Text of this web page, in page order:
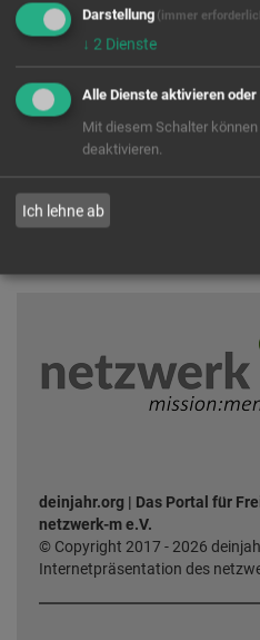
Diese werden benutzt um dir die
anzuzeigen. Es handelt sich um
willigst du auch ausdrücklich in
den USA, laut § 10 Abs.
deinjahr.org | Das Portal für
netzwerk-m e.V.
© Copyright 2017 - 2026
Internetpräsentation des
Darstellung (immer
↓ 2 Dienste
Alle Dienste aktivieren
Mit diesem Schalter
deaktivieren.
Ich lehne ab